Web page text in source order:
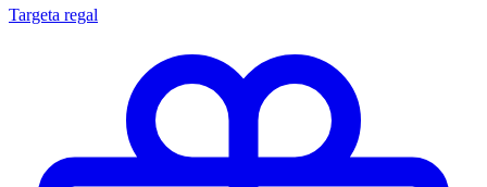
Targeta regal